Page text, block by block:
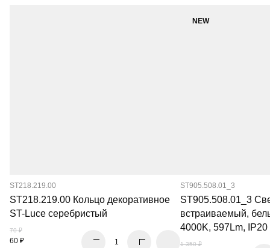
ST218.219.00
ST218.219.00 Кольцо декоративное
ST-Luce серебристый
70 ₽
60 ₽
NEW
ST905.508.01_3
ST905.508.01_3
встраиваемый,
4000K, 597Lm, IP20
1 350 ₽